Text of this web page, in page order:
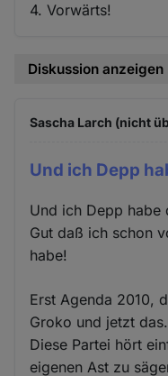
4. Vorwärts!
Diskussion anzeigen
Sascha Larch (nicht
Und ich Depp
Und ich Depp habe
Gut daß ich schon
habe!
Erst Agenda 2010,
Groko und jetzt das.
Diese Partei hört
eigenen Ast zu